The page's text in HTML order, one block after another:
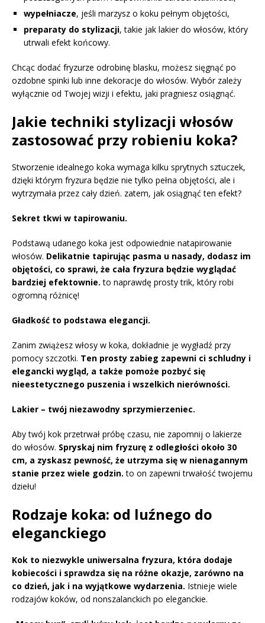
wypełniacze, jeśli marzysz o koku pełnym objętości,
preparaty do stylizacji, takie jak lakier do włosów, który
utrwali efekt końcowy.
Chcąc dodać fryzurze odrobinę blasku, możesz sięgnąć po
ozdobne spinki lub inne dekoracje do włosów. Wybór zależy
wyłącznie od Twojej wizji i efektu, jaki pragniesz osiągnąć.
Jakie techniki stylizacji włosów
zastosować przy robieniu koka?
Stworzenie idealnego koka wymaga kilku sprytnych sztuczek,
dzięki którym fryzura będzie nie tylko pełna objętości, ale i
wytrzymała przez cały dzień. zatem, jak osiągnąć ten efekt?
Sekret tkwi w tapirowaniu.
Podstawą udanego koka jest odpowiednie natapirowanie
włosów. Delikatnie tapirując pasma u nasady, dodasz im
objętości, co sprawi, że cała fryzura będzie wyglądać
bardziej efektownie. to naprawdę prosty trik, który robi
ogromną różnicę!
Gładkość to podstawa elegancji.
Zanim zwiążesz włosy w koka, dokładnie je wygładź przy
pomocy szczotki. Ten prosty zabieg zapewni ci schludny i
elegancki wygląd, a także pomoże pozbyć się
nieestetycznego puszenia i wszelkich nierówności.
Lakier – twój niezawodny sprzymierzeniec.
Aby twój kok przetrwał próbę czasu, nie zapomnij o lakierze
do włosów. Spryskaj nim fryzurę z odległości około 30
cm, a zyskasz pewność, że utrzyma się w nienagannym
stanie przez wiele godzin. to on zapewni trwałość twojemu
dziełu!
Rodzaje koka: od luźnego do
eleganckiego
Kok to niezwykle uniwersalna fryzura, która dodaje
kobiecości i sprawdza się na różne okazje, zarówno na
co dzień, jak i na wyjątkowe wydarzenia. Istnieje wiele
rodzajów koków, od nonszalanckich po eleganckie.